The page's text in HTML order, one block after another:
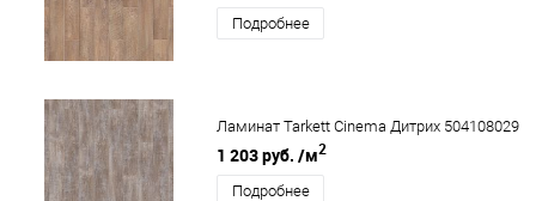
Подробнее
Ламинат Tarkett Cinema Дитрих 504108029
1 203 руб. /м2
Подробнее